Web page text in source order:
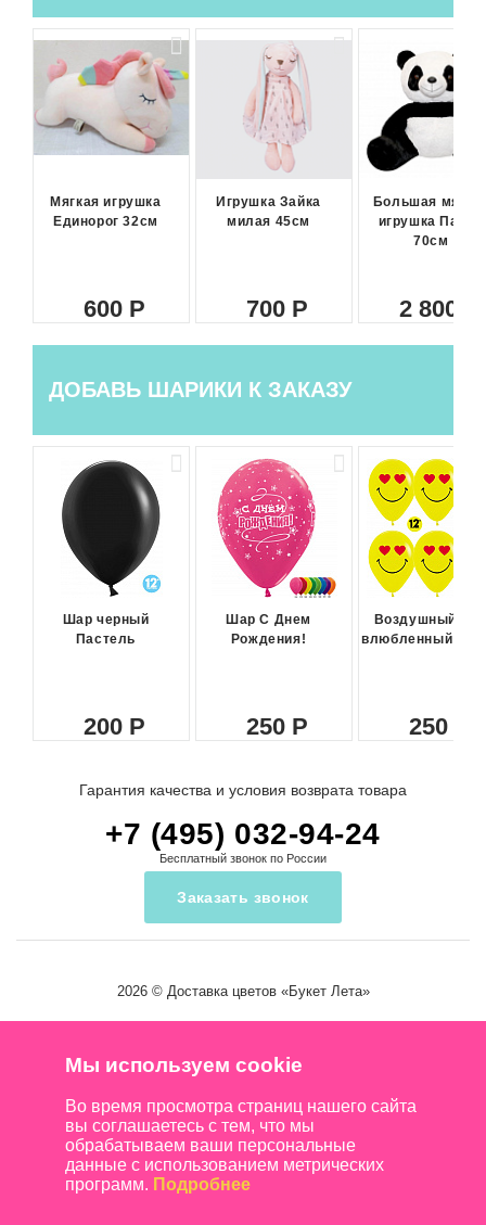
Мягкая игрушка
Единорог 32см
600
Игрушка Зайка
милая 45см
700
Большая
игрушка Панда
70см
2 800
ДОБАВЬ ШАРИКИ К ЗАКАЗУ
Шар черный
Пастель
200
Шар С Днем
Рождения!
250
Воздушный
влюбленный
250
Гарантия качества и условия возврата товара
+7 (495) 032-94-24
Бесплатный звонок по России
Заказать звонок
2026 © Доставка цветов«Букет Лета»
Мы используем cookie
Во время просмотра страниц нашего сайта
вы соглашаетесь с тем, что мы
обрабатываем ваши персональные
данные с использованием метрических
программ. Подробнее